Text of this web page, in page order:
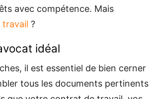
avec compétence. Mais
?
idéal
il est essentiel de bien cerner
tous les documents pertinents